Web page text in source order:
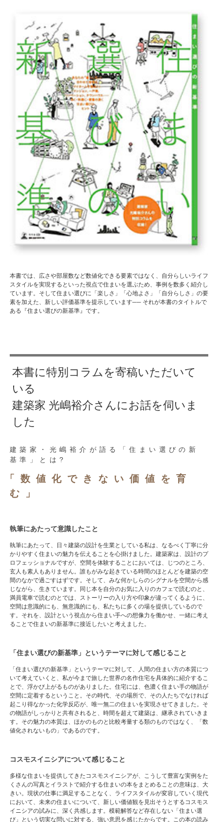
本書では、広さや部屋数など数値化できる要素ではなく、自分らしいライフ
スタイルを実現するといった視点で住まいを選ぶため、事例を数多く紹介し
ています。そして住まい選びに「楽しさ」「心地よさ」「自分らしさ」の要
素を加えた、新しい評価基準を提示しています── それが本書のタイトルで
ある『住まい選びの新基準』です。
本書に特別コラムを寄稿いただいて
いる
建築家 光嶋裕介さんにお話を伺いま
した
建築家・光嶋裕介が語る「住まい選びの新
基準」とは?
「数値化できない価値を育
む」
執筆にあたって意識したこと
執筆にあたって、日々建築の設計を生業としている私は、なるべく丁寧に分
かりやすく住まいの魅力を伝えることを心掛けました。建築家は、設計のプ
ロフェッショナルですが、空間を体験することにおいては、じつのところ、
玄人も素人もありません。誰もがみな起きている時間のほとんどを建築の空
間のなかで過ごすはずです。そして、みな何かしらのシグナルを空間から感
じながら、生きています。同じ本を自分のお気に入りのカフェで読むのと、
満員電車で読むのとでは、ストーリーの入り方や印象が違ってくるように、
空間は意識的にも、無意識的にも、私たちに多くの場を提供しているので
す。それを、設計という視点から住まい手への想像力を働かせ、一緒に考え
ることで住まいの新基準に接近したいと考えました。
「住まい選びの新基準」というテーマに対して感じること
「住まい選びの新基準」というテーマに対して、人間の住まい方の本質につ
いて考えていくと、私が今まで旅した世界の名作住宅を具体的に紹介するこ
とで、浮かび上がるものがありました。住宅には、色濃く住まい手の物語が
空間に定着するということ。その時代、その場所で、その人たちでなければ
起こり得なかった化学反応が、唯一無二の住まいを実現させてきました。そ
の物語がしっかりと共有されると、時間を超えて建築は、継承されていきま
す。その魅力の本質は、ほかのものと比較考量する類のものではなく、「数
値化されないもの」であるのです。
コスモスイニシアについて感じること
多様な住まいを提供してきたコスモスイニシアが、こうして豊富な実例をた
くさんの写真とイラストで紹介する住まいの本をまとめることの意味は、大
きい。現状の仕事に満足することなく、ライフスタイルが変容していく現代
において、未来の住まいについて、新しい価値観を見出そうとするコスモス
イニシアの試みに、深く共感します。模範解答など存在しない「住まい選
び」という切実な問いに対する、強い意思を感じたからです。この本の読み